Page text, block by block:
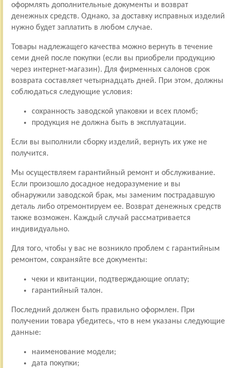
оформлять дополнительные документы и возврат
денежных средств. Однако, за доставку исправных изделий
нужно будет заплатить в любом случае.
Товары надлежащего качества можно вернуть в течение
семи дней после покупки (если вы приобрели продукцию
через интернет-магазин). Для фирменных салонов срок
возврата составляет четырнадцать дней. При этом, должны
соблюдаться следующие условия:
сохранность заводской упаковки и всех пломб;
продукция не должна быть в эксплуатации.
Если вы выполнили сборку изделий, вернуть их уже не
получится.
Мы осуществляем гарантийный ремонт и обслуживание.
Если произошло досадное недоразумение и вы
обнаружили заводской брак, мы заменим пострадавшую
деталь либо отремонтируем ее. Возврат денежных средств
также возможен. Каждый случай рассматривается
индивидуально.
Для того, чтобы у вас не возникло проблем с гарантийным
ремонтом, сохраняйте все документы:
чеки и квитанции, подтверждающие оплату;
гарантийный талон.
Последний должен быть правильно оформлен. При
получении товара убедитесь, что в нем указаны следующие
данные:
наименование модели;
дата покупки;